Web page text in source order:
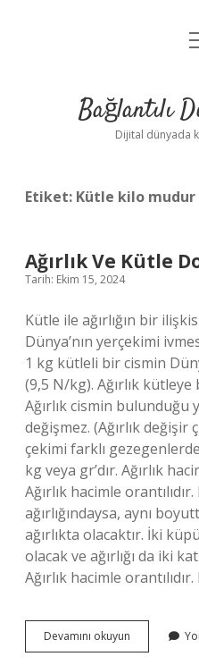
Bağlantılı
Dijital dünyada
Etiket: Kütle kilo mudur
Ağırlık Ve Kütle
Tarih: Ekim 15, 2024
Kütle ile ağırlığın bir
Dünya’nın yerçekimi
1 kg kütleli bir cismin
(9,5 N/kg). Ağırlık
Ağırlık cismin
değişmez. (Ağırlık
çekimi farklı
kg veya gr’dır. Ağırlık
Ağırlık hacimle
ağırlığındaysa, aynı
ağırlıkta olacaktır. İki
olacak ve ağırlığı da iki
Ağırlık hacimle
Devamını okuyun
Ve